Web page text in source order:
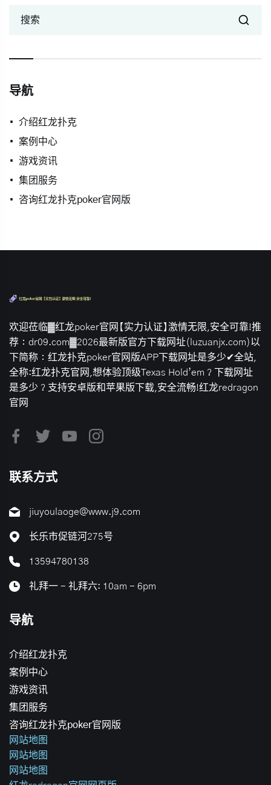
搜索
导航
介绍红龙扑克
案例中心
游戏资讯
集团服务
咨询红龙扑克poker官网版
欢迎莅临▓红龙poker官网【实力认证】激情无限,安全可靠!推
荐：dr09.com▓2026最新版官方下载网址(luzuanjx.com)以
下简称：红龙扑克poker官网版APP下载网址是多少✔全站,
全称:红龙扑克官网,想体验顶级Texas Hold’em？下载网址
是多少？支持安卓版和苹果版下载,安全流畅!红龙redragon
官网
联系方式
jiuyoulaoge@www.j9.com
长乐市促链河275号
13594780138
礼拜一 - 礼拜六: 10am - 6pm
导航
介绍红龙扑克
案例中心
游戏资讯
集团服务
咨询红龙扑克poker官网版
网站地图
网站地图
网站地图